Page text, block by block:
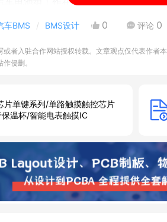
常需要与车辆控制系统、充电桩和
需要定期维护和升级。PCB设计应考
必须具备一定的故障容忍性，以防
法。
要求：
车BMS BMS设计 0 评论 0
者入驻合作网站授权转载。文章观点仅代表作者
侵删。
片单键系列/单路触摸触控芯片
温杯/智能电表触摸IC